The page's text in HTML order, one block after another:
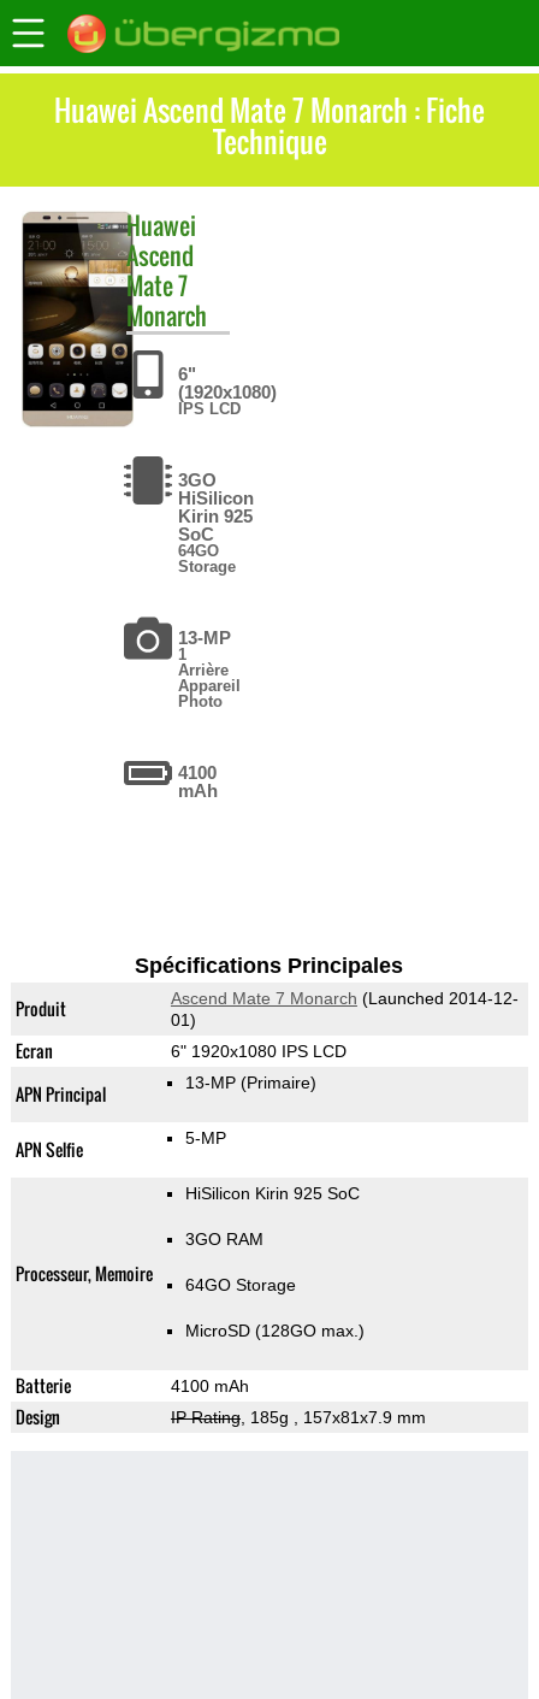
Huawei Ascend Mate 7 Monarch : Fiche
Technique
Huawei
Ascend
Mate 7
Monarch
6"
(1920x1080)
IPS LCD
3GO
HiSilicon
Kirin 925
SoC
64GO
Storage
13-MP
1
Arrière
Appareil
Photo
4100
mAh
Spécifications Principales
Produit Ascend Mate 7 Monarch (Launched 2014-12-
01)
Ecran 6" 1920x1080 IPS LCD
APN Principal 13-MP (Primaire)
APN Selfie 5-MP
Processeur, Memoire
HiSilicon Kirin 925 SoC
3GO RAM
64GO Storage
MicroSD (128GO max.)
Batterie 4100 mAh
Design IP Rating, 185g , 157x81x7.9 mm